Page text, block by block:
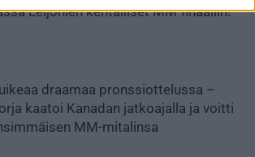
Leijonien kentälliset MM-finaaliin!
draamaa pronssiottelussa –
kaatoi Kanadan jatkoajalla ja voitti
MM-mitalinsa